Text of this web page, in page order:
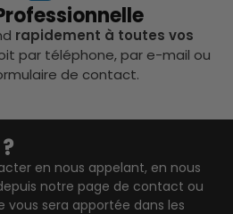
rapidement à toutes vos
par téléphone, par e-mail ou
de contact.
en nous appelant, en nous
notre page de contact ou
vous sera apportée dans les